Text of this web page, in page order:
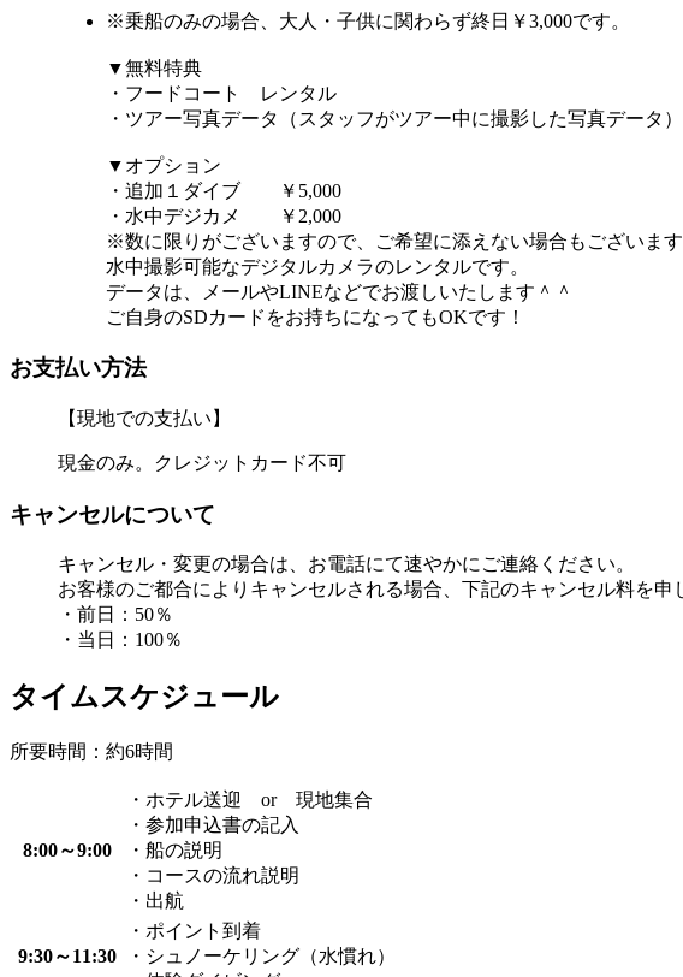
※乗船のみの場合、大人・子供に関わらず終日￥3,000です。
▼無料特典
・フードコート レンタル
・ツアー写真データ（スタッフがツアー中に撮影した写真データ）
▼オプション
・追加１ダイブ ￥5,000
・水中デジカメ ￥2,000
※数に限りがございますので、ご希望に添えない場合もございます
水中撮影可能なデジタルカメラのレンタルです。
データは、メールやLINEなどでお渡しいたします＾＾
ご自身のSDカードをお持ちになってもOKです！
お支払い方法
【現地での支払い】
現金のみ。クレジットカード不可
キャンセルについて
キャンセル・変更の場合は、お電話にて速やかにご連絡ください。
お客様のご都合によりキャンセルされる場合、下記のキャンセル料を申
・前日：50％
・当日：100％
タイムスケジュール
所要時間：約6時間
8:00～9:00
・ホテル送迎 or 現地集合
・参加申込書の記入
・船の説明
・コースの流れ説明
・出航
9:30～11:30
・ポイント到着
・シュノーケリング（水慣れ）